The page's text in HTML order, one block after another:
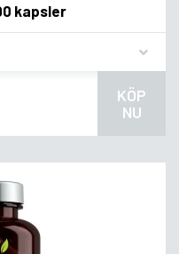
kapsler
KÖP
NU